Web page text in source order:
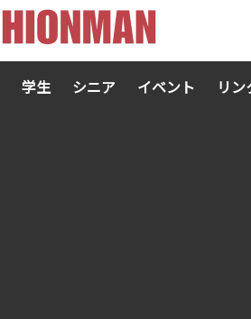
学生 シニア イベント リ